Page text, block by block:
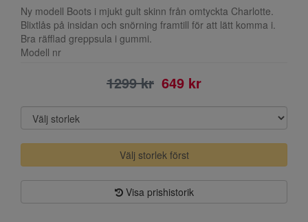
Ny modell Boots i mjukt gult skinn från omtyckta Charlotte.
Blixtlås på insidan och snörning framtill för att lätt komma i.
Bra räfflad greppsula i gummi.
Modell nr
1299 kr 649 kr
Välj storlek först
Visa prishistorik